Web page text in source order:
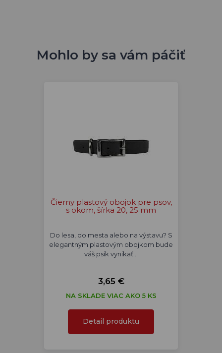
Mohlo by sa vám páčiť
Čierny plastový obojok pre psov,
s okom, šírka 20, 25 mm
Do lesa, do mesta alebo na výstavu? S
elegantným plastovým obojkom bude
váš psík vynikať…
3,65 €
NA SKLADE VIAC AKO 5 KS
Detail produktu